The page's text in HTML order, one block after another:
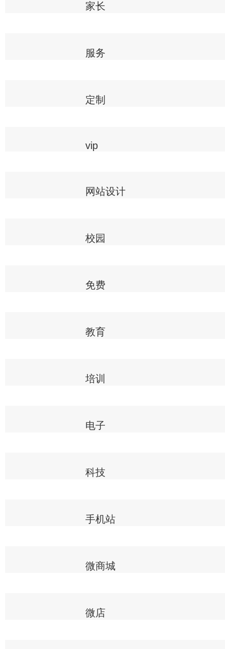
家长
服务
定制
vip
网站设计
校园
免费
教育
培训
电子
科技
手机站
微商城
微店